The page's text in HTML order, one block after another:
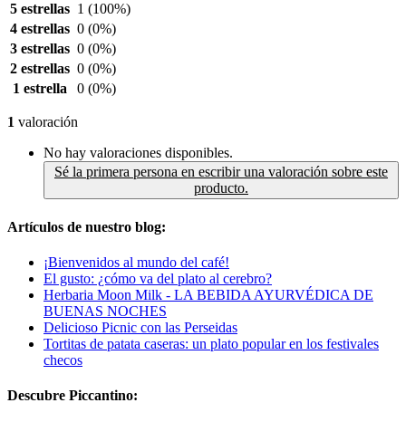
5 estrellas 1 (100%)
4 estrellas 0 (0%)
3 estrellas 0 (0%)
2 estrellas 0 (0%)
1 estrella
0 (0%)
1 valoración
No hay valoraciones disponibles.
Sé la primera persona en escribir una valoración sobre este
producto.
Artículos de nuestro blog:
¡Bienvenidos al mundo del café!
El gusto: ¿cómo va del plato al cerebro?
Herbaria Moon Milk - LA BEBIDA AYURVÉDICA DE
BUENAS NOCHES
Delicioso Picnic con las Perseidas
Tortitas de patata caseras: un plato popular en los festivales
checos
Descubre Piccantino: